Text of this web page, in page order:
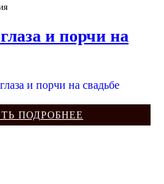
и порчи на
ПОДРОБНЕЕ